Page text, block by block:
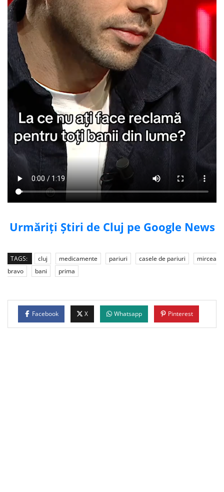
Urmăriți Știri de Cluj pe Google News
TAGS: cluj medicamente pariuri casele de pariuri
mircea
bravo
bani prima
Facebook X Whatsapp Pinterest